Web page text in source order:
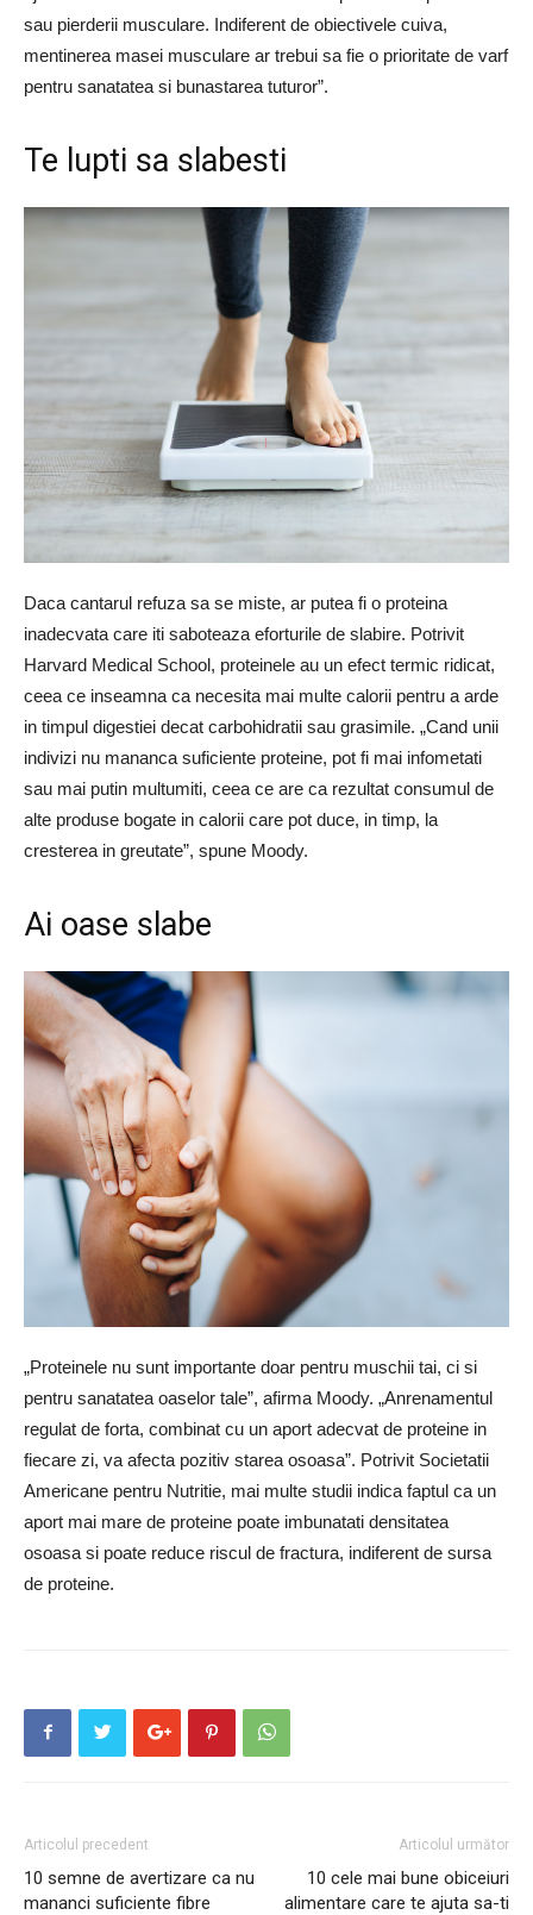
sau pierderii musculare. Indiferent de obiectivele cuiva,
mentinerea masei musculare ar trebui sa fie o prioritate de varf
pentru sanatatea si bunastarea tuturor”.
Te lupti sa slabesti
Daca cantarul refuza sa se miste, ar putea fi o proteina
inadecvata care iti saboteaza eforturile de slabire. Potrivit
Harvard Medical School, proteinele au un efect termic ridicat,
ceea ce inseamna ca necesita mai multe calorii pentru a arde
in timpul digestiei decat carbohidratii sau grasimile. „Cand unii
indivizi nu mananca suficiente proteine, pot fi mai infometati
sau mai putin multumiti, ceea ce are ca rezultat consumul de
alte produse bogate in calorii care pot duce, in timp, la
cresterea in greutate”, spune Moody.
Ai oase slabe
„Proteinele nu sunt importante doar pentru muschii tai, ci si
pentru sanatatea oaselor tale”, afirma Moody. „Anrenamentul
regulat de forta, combinat cu un aport adecvat de proteine ​​in
fiecare zi, va afecta pozitiv starea osoasa”. Potrivit Societatii
Americane pentru Nutritie, mai multe studii indica faptul ca un
aport mai mare de proteine ​​poate imbunatati densitatea
osoasa si poate reduce riscul de fractura, indiferent de sursa
de proteine.
Articolul precedent
10 semne de avertizare ca nu
mananci suficiente fibre
Articolul următor
10 cele mai bune obiceiuri
alimentare care te ajuta sa-ti